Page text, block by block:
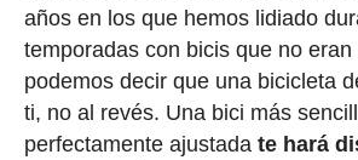
años en los que hemos lidiado
temporadas con bicis que no
podemos decir que una bicicleta
ti, no al revés. Una bici más
perfectamente ajustada te hará